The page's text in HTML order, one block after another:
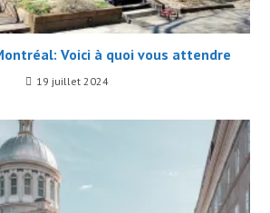
Voici à quoi vous attendre
19 juillet 2024